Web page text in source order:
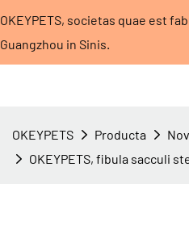
OKEYPETS, societas quae est
Guangzhou in Sinis.
OKEYPETS Producta
OKEYPETS, fibula sacculi